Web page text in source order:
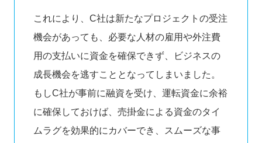
これにより、C社は新たなプロジェクトの受注
機会があっても、必要な人材の雇用や外注費
用の支払いに資金を確保できず、ビジネスの
成長機会を逃すこととなってしまいました。
もしC社が事前に融資を受け、運転資金に余裕
に確保しておけば、売掛金による資金のタイ
ムラグを効果的にカバーでき、スムーズな事